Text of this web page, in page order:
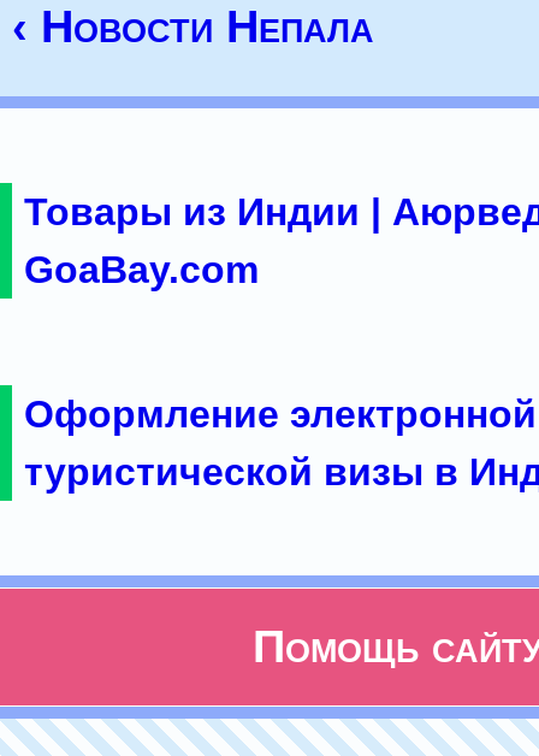
‹ Новости Непала
Товары из Индии |
GoaBay.com
Оформление электронной
туристической визы в
Помощь